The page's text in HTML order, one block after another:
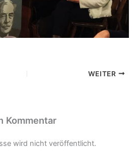
WEITER
Kommentar
wird nicht veröffentlicht.